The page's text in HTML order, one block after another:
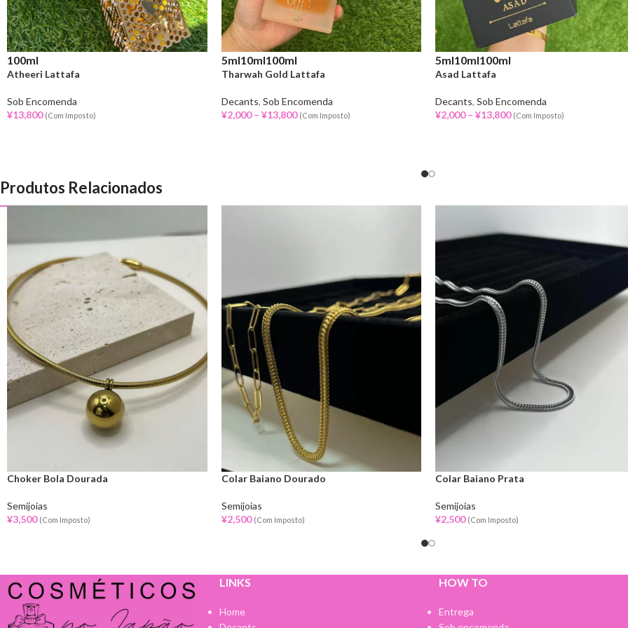
100ml
Atheeri Lattafa
Sob Encomenda
¥13,800 (Com Imposto)
5ml10ml100ml
Tharwah Gold Lattafa
Decants, Sob Encomenda
¥2,000 – ¥13,800 (Com Imposto)
5ml10ml100ml
Asad Lattafa
Decants, Sob Encomenda
¥2,000 – ¥13,800 (Com Imposto)
Produtos Relacionados
Choker Bola Dourada
Semijoias
¥3,500 (Com Imposto)
Colar Baiano Dourado
Semijoias
¥2,500 (Com Imposto)
Colar Baiano Prata
Semijoias
¥2,500 (Com Imposto)
LINKS
Home
HOW TO
Entrega